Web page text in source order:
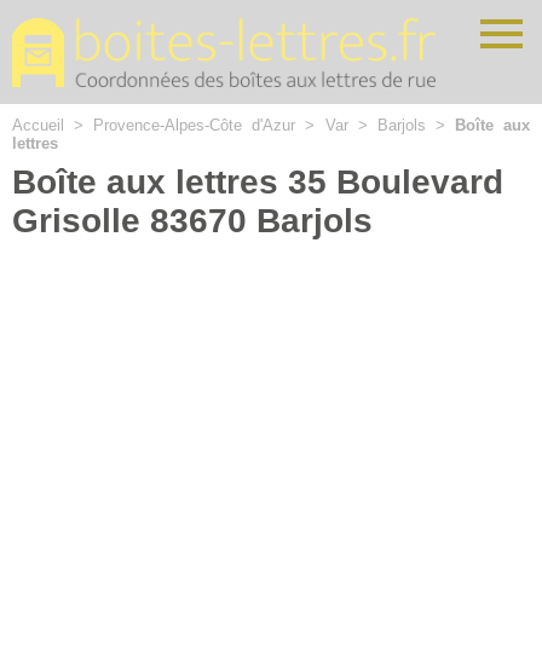
Accueil > Provence-Alpes-Côte d'Azur > Var> Barjols >
Boîte aux
lettres
Boîte aux lettres 35 Boulevard
Grisolle 83670 Barjols